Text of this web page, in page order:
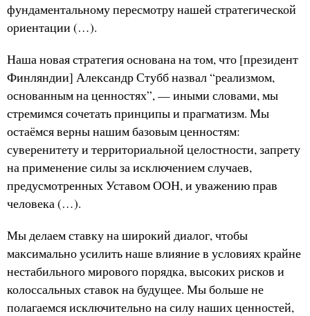
фундаментальному пересмотру нашей стратегической
ориентации (…).
Наша новая стратегия основана на том, что [президент
Финляндии] Александр Стубб назвал “реализмом,
основанным на ценностях”, — иными словами, мы
стремимся сочетать принципы и прагматизм. Мы
остаёмся верны нашим базовым ценностям:
суверенитету и территориальной целостности, запрету
на применение силы за исключением случаев,
предусмотренных Уставом ООН, и уважению прав
человека (…).
Мы делаем ставку на широкий диалог, чтобы
максимально усилить наше влияние в условиях крайне
нестабильного мирового порядка, высоких рисков и
колоссальных ставок на будущее. Мы больше не
полагаемся исключительно на силу наших ценностей,